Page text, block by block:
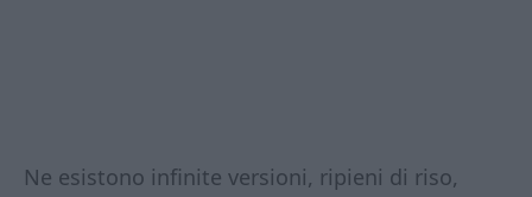
Ne esistono infinite versioni, ripieni di riso,